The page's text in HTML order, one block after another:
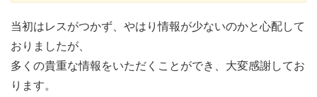
当初はレスがつかず、やはり情報が少ないのかと心配して
おりましたが、
多くの貴重な情報をいただくことができ、大変感謝してお
ります。